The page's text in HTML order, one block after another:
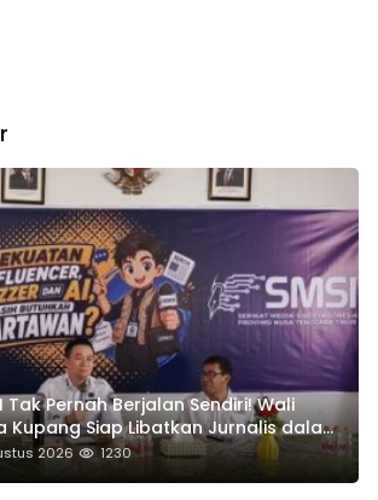
Tak Pernah Berjalan Sendiri! Wali
Kupang Siap Libatkan Jurnalis dalam
Program Pemkot
2026 1230